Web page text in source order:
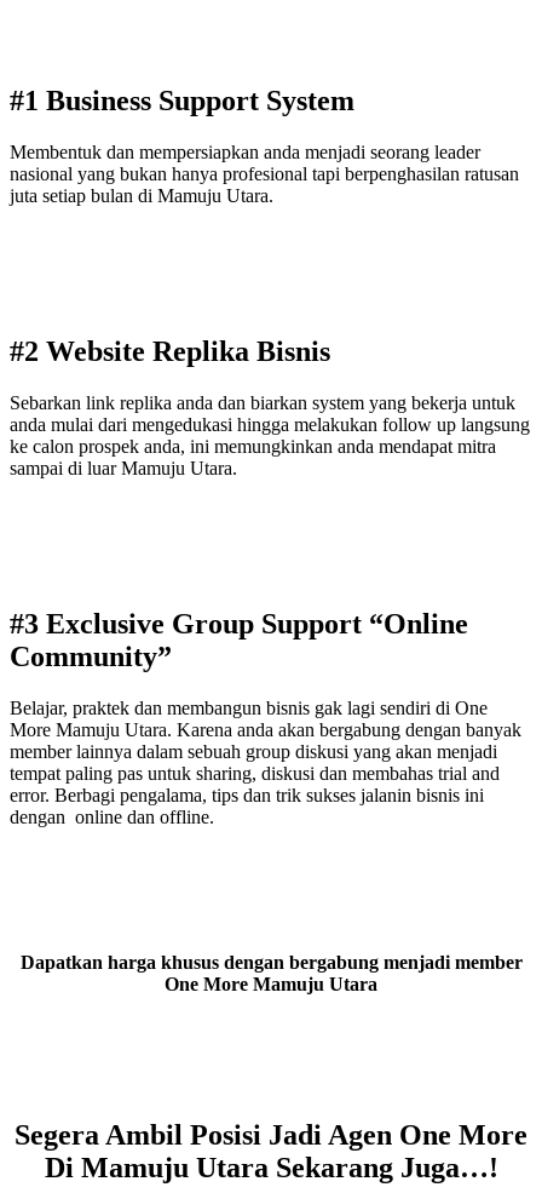
#1 Business Support System
Membentuk dan mempersiapkan anda menjadi seorang leader
nasional yang bukan hanya profesional tapi berpenghasilan ratusan
juta setiap bulan di Mamuju Utara.
#2 Website Replika Bisnis
Sebarkan link replika anda dan biarkan system yang bekerja untuk
anda mulai dari mengedukasi hingga melakukan follow up langsung
ke calon prospek anda, ini memungkinkan anda mendapat mitra
sampai di luar Mamuju Utara.
#3 Exclusive Group Support “Online
Community”
Belajar, praktek dan membangun bisnis gak lagi sendiri di One
More Mamuju Utara. Karena anda akan bergabung dengan banyak
member lainnya dalam sebuah group diskusi yang akan menjadi
tempat paling pas untuk sharing, diskusi dan membahas trial and
error. Berbagi pengalama, tips dan trik sukses jalanin bisnis ini
dengan online dan offline.
Dapatkan harga khusus dengan bergabung menjadi member
One More Mamuju Utara
Segera Ambil Posisi Jadi Agen One More
Di Mamuju Utara Sekarang Juga…!